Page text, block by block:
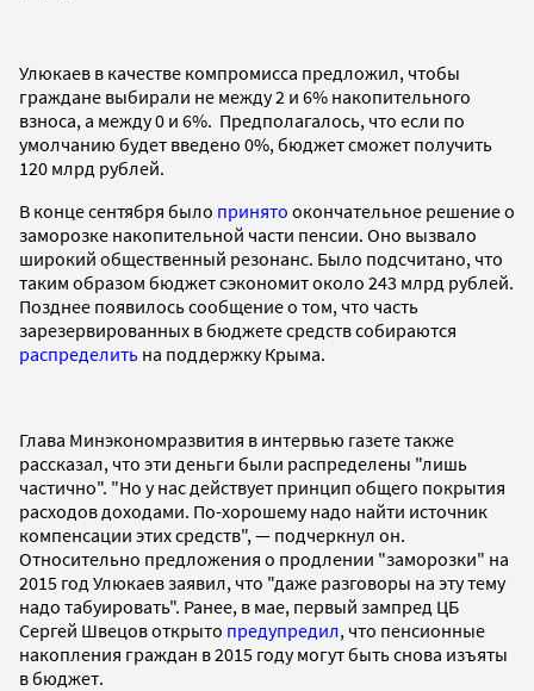
Улюкаев в качестве компромисса предложил, чтобы
граждане выбирали не между 2 и 6% накопительного
взноса, а между 0 и 6%. Предполагалось, что если по
умолчанию будет введено 0%, бюджет сможет получить
120 млрд рублей.
В конце сентября было принято окончательное решение о
заморозке накопительной части пенсии. Оно вызвало
широкий общественный резонанс. Было подсчитано, что
таким образом бюджет сэкономит около 243 млрд рублей.
Позднее появилось сообщение о том, что часть
зарезервированных в бюджете средств собираются
распределить на поддержку Крыма.
Глава Минэкономразвития в интервью газете также
рассказал, что эти деньги были распределены "лишь
частично". "Но у нас действует принцип общего покрытия
расходов доходами. По-хорошему надо найти источник
компенсации этих средств", — подчеркнул он.
Относительно предложения о продлении "заморозки" на
2015 год Улюкаев заявил, что "даже разговоры на эту тему
надо табуировать". Ранее, в мае, первый зампред ЦБ
Сергей Швецов открыто предупредил, что пенсионные
накопления граждан в 2015 году могут быть снова изъяты
в бюджет.